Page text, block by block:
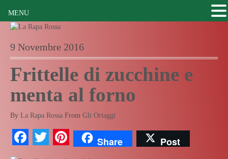
9 Novembre 2016
Frittelle di zucchine e
menta al forno
By La Rapa Rossa From Gli Ortaggi
Facebook
TwitterPinterest
Share Post
MENU